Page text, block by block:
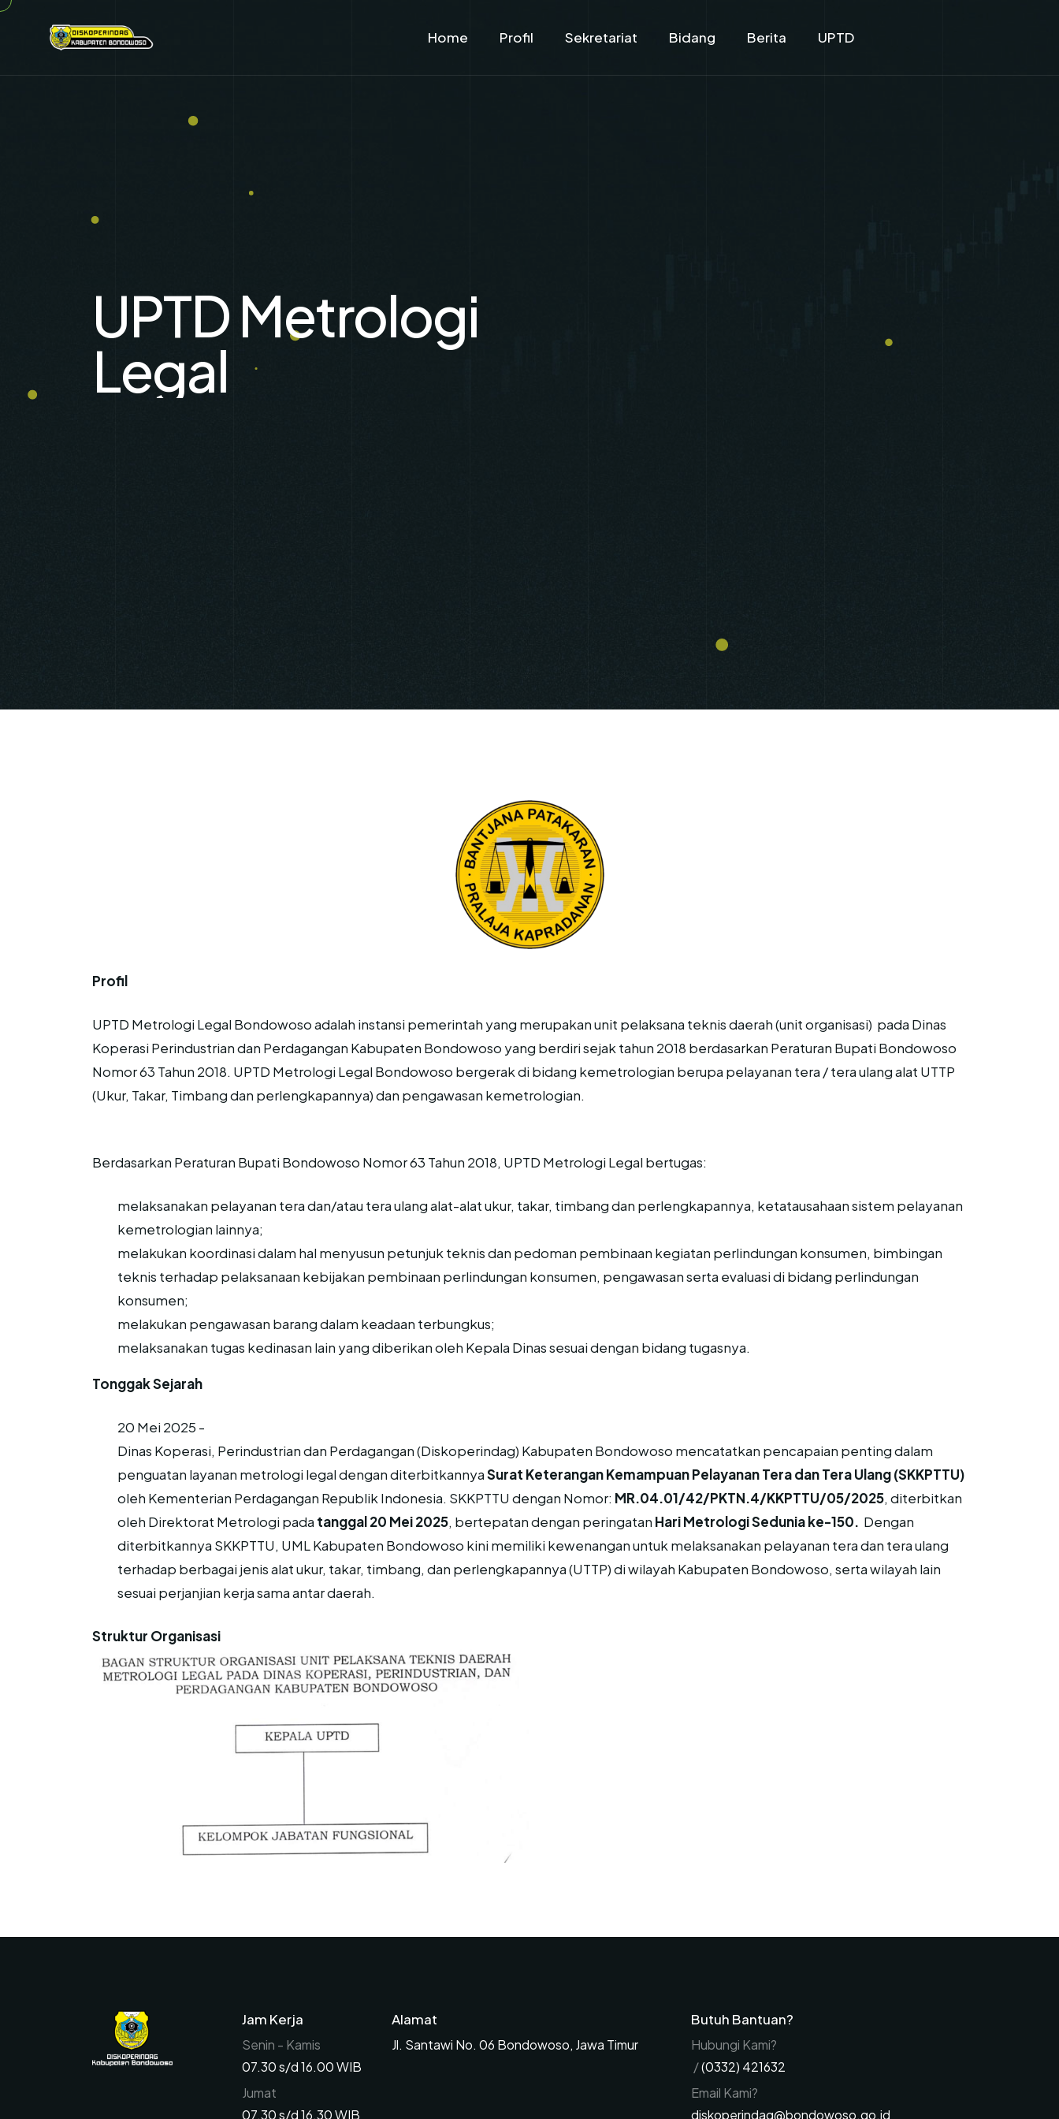
Home Profil Sekretariat Bidang Berita UPTD
UPTD Metrologi
Legal
Profil
UPTD Metrologi Legal Bondowoso adalah instansi pemerintah yang merupakan unit pelaksana teknis daerah (unit organisasi) pada Dinas
Koperasi Perindustrian dan Perdagangan Kabupaten Bondowoso yang berdiri sejak tahun 2018 berdasarkan Peraturan Bupati Bondowoso
Nomor 63 Tahun 2018. UPTD Metrologi Legal Bondowoso bergerak di bidang kemetrologian berupa pelayanan tera / tera ulang alat UTTP
(Ukur, Takar, Timbang dan perlengkapannya) dan pengawasan kemetrologian.
Berdasarkan Peraturan Bupati Bondowoso Nomor 63 Tahun 2018, UPTD Metrologi Legal bertugas:
melaksanakan pelayanan tera dan/atau tera ulang alat-alat ukur, takar, timbang dan perlengkapannya, ketatausahaan sistem pelayanan
kemetrologian lainnya;
melakukan koordinasi dalam hal menyusun petunjuk teknis dan pedoman pembinaan kegiatan perlindungan konsumen, bimbingan
teknis terhadap pelaksanaan kebijakan pembinaan perlindungan konsumen, pengawasan serta evaluasi di bidang perlindungan
konsumen;
melakukan pengawasan barang dalam keadaan terbungkus;
melaksanakan tugas kedinasan lain yang diberikan oleh Kepala Dinas sesuai dengan bidang tugasnya.
Tonggak Sejarah
20 Mei 2025 -
Dinas Koperasi, Perindustrian dan Perdagangan (Diskoperindag) Kabupaten Bondowoso mencatatkan pencapaian penting dalam
penguatan layanan metrologi legal dengan diterbitkannyaSurat Keterangan Kemampuan Pelayanan Tera dan Tera Ulang (SKKPTTU)
oleh Kementerian Perdagangan Republik Indonesia. SKKPTTU dengan Nomor: MR.04.01/42/PKTN.4/KKPTTU/05/2025, diterbitkan
oleh Direktorat Metrologi pada tanggal 20 Mei 2025, bertepatan dengan peringatan Hari Metrologi Sedunia ke-150. Dengan
diterbitkannya SKKPTTU, UML Kabupaten Bondowoso kini memiliki kewenangan untuk melaksanakan pelayanan tera dan tera ulang
terhadap berbagai jenis alat ukur, takar, timbang, dan perlengkapannya (UTTP) di wilayah Kabupaten Bondowoso, serta wilayah lain
sesuai perjanjian kerja sama antar daerah.
Struktur Organisasi
Jam Kerja
Senin - Kamis
07.30 s/d 16.00 WIB
Jumat
07.30 s/d 16.30 WIB
Alamat
Jl. Santawi No. 06 Bondowoso, Jawa Timur
Butuh Bantuan?
Hubungi Kami?
/(0332) 421632
Email Kami?
diskoperindag@bondowoso.go.id